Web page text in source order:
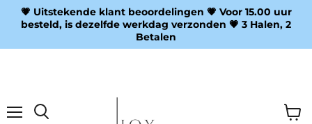
💗 Uitstekende klant beoordelingen 💗 Voor 15.00 uur
besteld, is dezelfde werkdag verzonden 💗 3 Halen, 2
Betalen